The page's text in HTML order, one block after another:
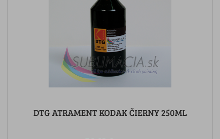
DTG ATRAMENT KODAK ČIERNY 250ML